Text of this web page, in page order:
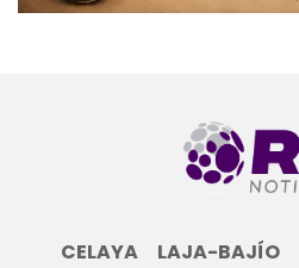
CELAYA LAJA-BAJÍO